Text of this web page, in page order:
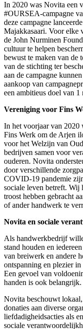
In 2020 was Novita een
#OURSEA-campagne
deze campagne
Majakkasaari. Voor elke
de John Nurminen
cultuur te helpen
bewust te maken van de
van de stichting ter
aan de campagne
aankoop van
een ambitieus doel van 1
Vereniging voor Fins
In het voorjaar van 2020
Fins Werk om de Arjen
voor het Welzijn van
bedrijven samen voor
ouderen. Novita
door verschillende
COVID-19 pandemie
sociale leven betreft. Wij
troost hebben gebracht
of ander handwerk te
Novita en sociale
Als handwerkbedrijf
stand houden en
van breiwerk en andere
ontspanning en plezier
Een gevoel van
handen is ook belangrijk.
Novita beschouwt
donaties aan diverse
liefdadigheidsacties als
sociale